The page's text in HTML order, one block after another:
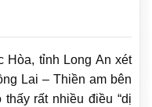
Hòa, tỉnh Long An xét
Lai – Thiền am bên
rất nhiều điều “dị